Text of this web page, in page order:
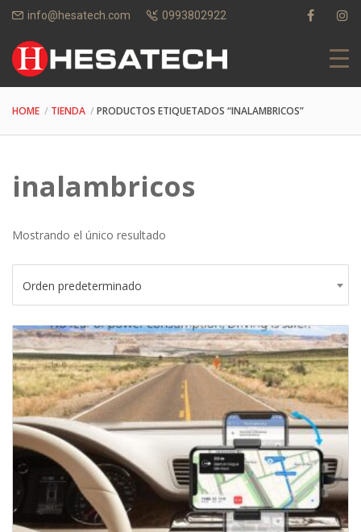
info@hesatech.com 0993802922
HOME TIENDA PRODUCTOS ETIQUETADOS “INALAMBRICOS”
inalambricos
Mostrando el único resultado
Orden predeterminado